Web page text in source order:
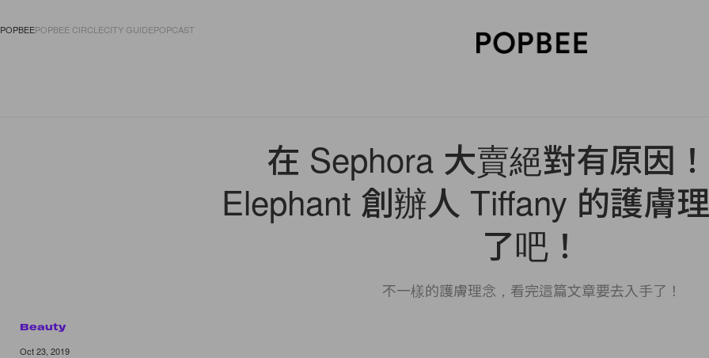
POPBEEPOPBEE CIRCLECITY GUIDEPOPCAST
在 Sephora 大賣絕對有原因
Elephant 創辦人 Tiffany 的護膚
了吧！
不一樣的護膚理念，看完這篇文章要去入手了！
Beauty
Oct 23, 2019